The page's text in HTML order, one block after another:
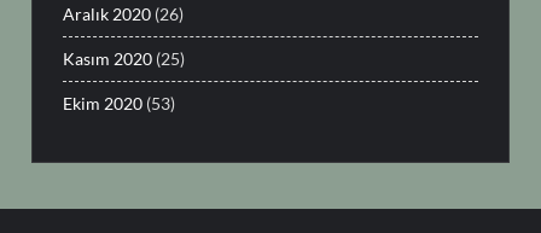
Aralık 2020 (26)
Kasım 2020 (25)
Ekim 2020 (53)